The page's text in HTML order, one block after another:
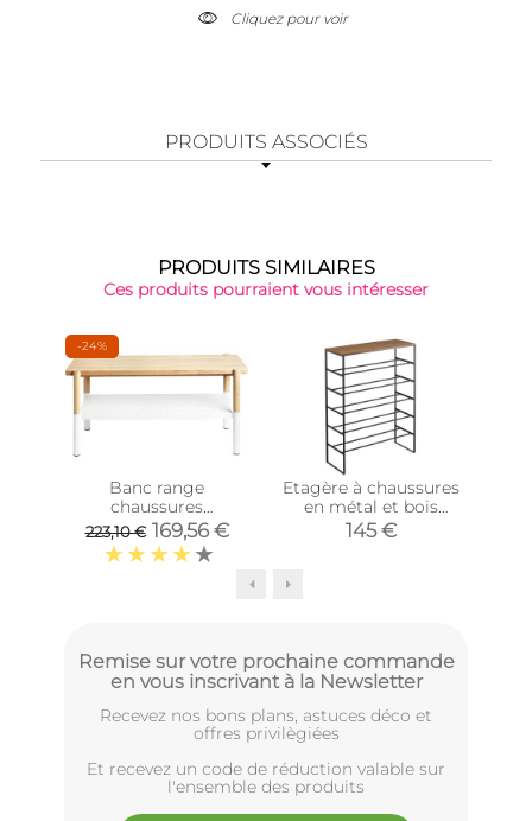
Cliquez pour voir
PRODUITS ASSOCIÉS
PRODUITS SIMILAIRES
Ces produits pourraient vous intéresser
-24%
Banc range
chaussures
Promenade
223,10 € 169,56 €
Etagère à chaussures
en métal et bois
Tower (Noir)
145 €
Remise sur votre prochaine commande
en vous inscrivant à la Newsletter
Recevez nos bons plans, astuces déco et
offres privilègiées
Et recevez un code de réduction valable sur
l'ensemble des produits